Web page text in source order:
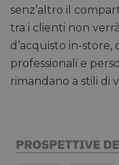
senz’altro il
tra i clienti non
d’acquisto in-store,
professionali e
rimandano a stili di